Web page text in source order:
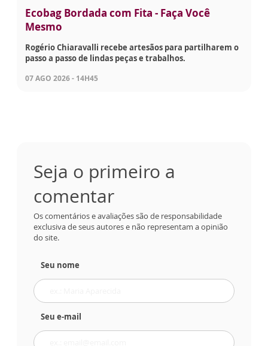
Ecobag Bordada com Fita - Faça Você
Mesmo
Rogério Chiaravalli recebe artesãos para partilharem o
passo a passo de lindas peças e trabalhos.
07 AGO 2026 - 14H45
Seja o primeiro a
comentar
Os comentários e avaliações são de responsabilidade
exclusiva de seus autores e não representam a opinião
do site.
Seu nome
Seu e-mail